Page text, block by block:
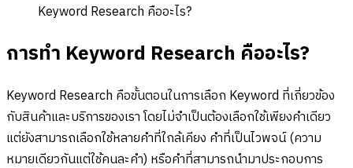
Keyword Research คืออะไร?
การทำ Keyword Research คืออะไร?
Keyword Research คือขั้นตอนในการเลือก Keyword ที่เกี่ยวข้อง
กับสินค้าและบริการของเรา โดยไม่จำเป็นต้องเลือกใช้เพียงคำเดียว
แต่ยังสามารถเลือกใช้หลายคำที่ใกล้เคียง คำที่เป็นไวพจน์ (ความ
หมายเดียวกันแต่ใช้คนละคำ) หรือคำที่สามารถนำมาประกอบการ